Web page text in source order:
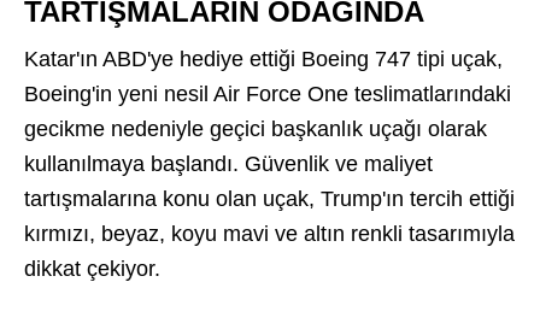
TARTIŞMALARIN ODAĞINDA
Katar'ın ABD'ye hediye ettiği Boeing 747 tipi uçak,
Boeing'in yeni nesil Air Force One teslimatlarındaki
gecikme nedeniyle geçici başkanlık uçağı olarak
kullanılmaya başlandı. Güvenlik ve maliyet
tartışmalarına konu olan uçak, Trump'ın tercih ettiği
kırmızı, beyaz, koyu mavi ve altın renkli tasarımıyla
dikkat çekiyor.